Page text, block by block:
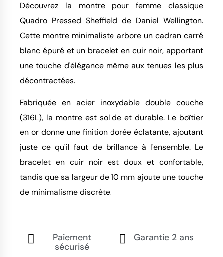
Découvrez la montre pour femme classique
Quadro Pressed Sheffield de Daniel Wellington.
Cette montre minimaliste arbore un cadran carré
blanc épuré et un bracelet en cuir noir, apportant
une touche d'élégance même aux tenues les plus
décontractées.
Fabriquée en acier inoxydable double couche
(316L), la montre est solide et durable. Le boîtier
en or donne une finition dorée éclatante, ajoutant
juste ce qu'il faut de brillance à l'ensemble. Le
bracelet en cuir noir est doux et confortable,
tandis que sa largeur de 10 mm ajoute une touche
de minimalisme discrète.
Paiement
sécurisé
Garantie 2 ans